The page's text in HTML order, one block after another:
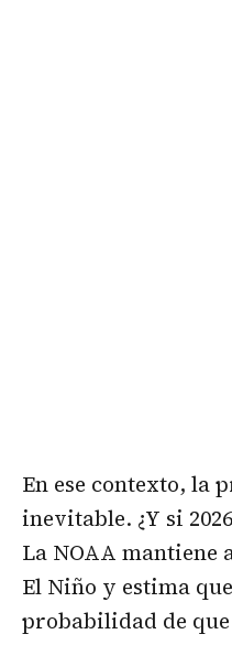
En ese contexto, la
inevitable. ¿Y si
La NOAA mantiene
El Niño y estima
probabilidad de